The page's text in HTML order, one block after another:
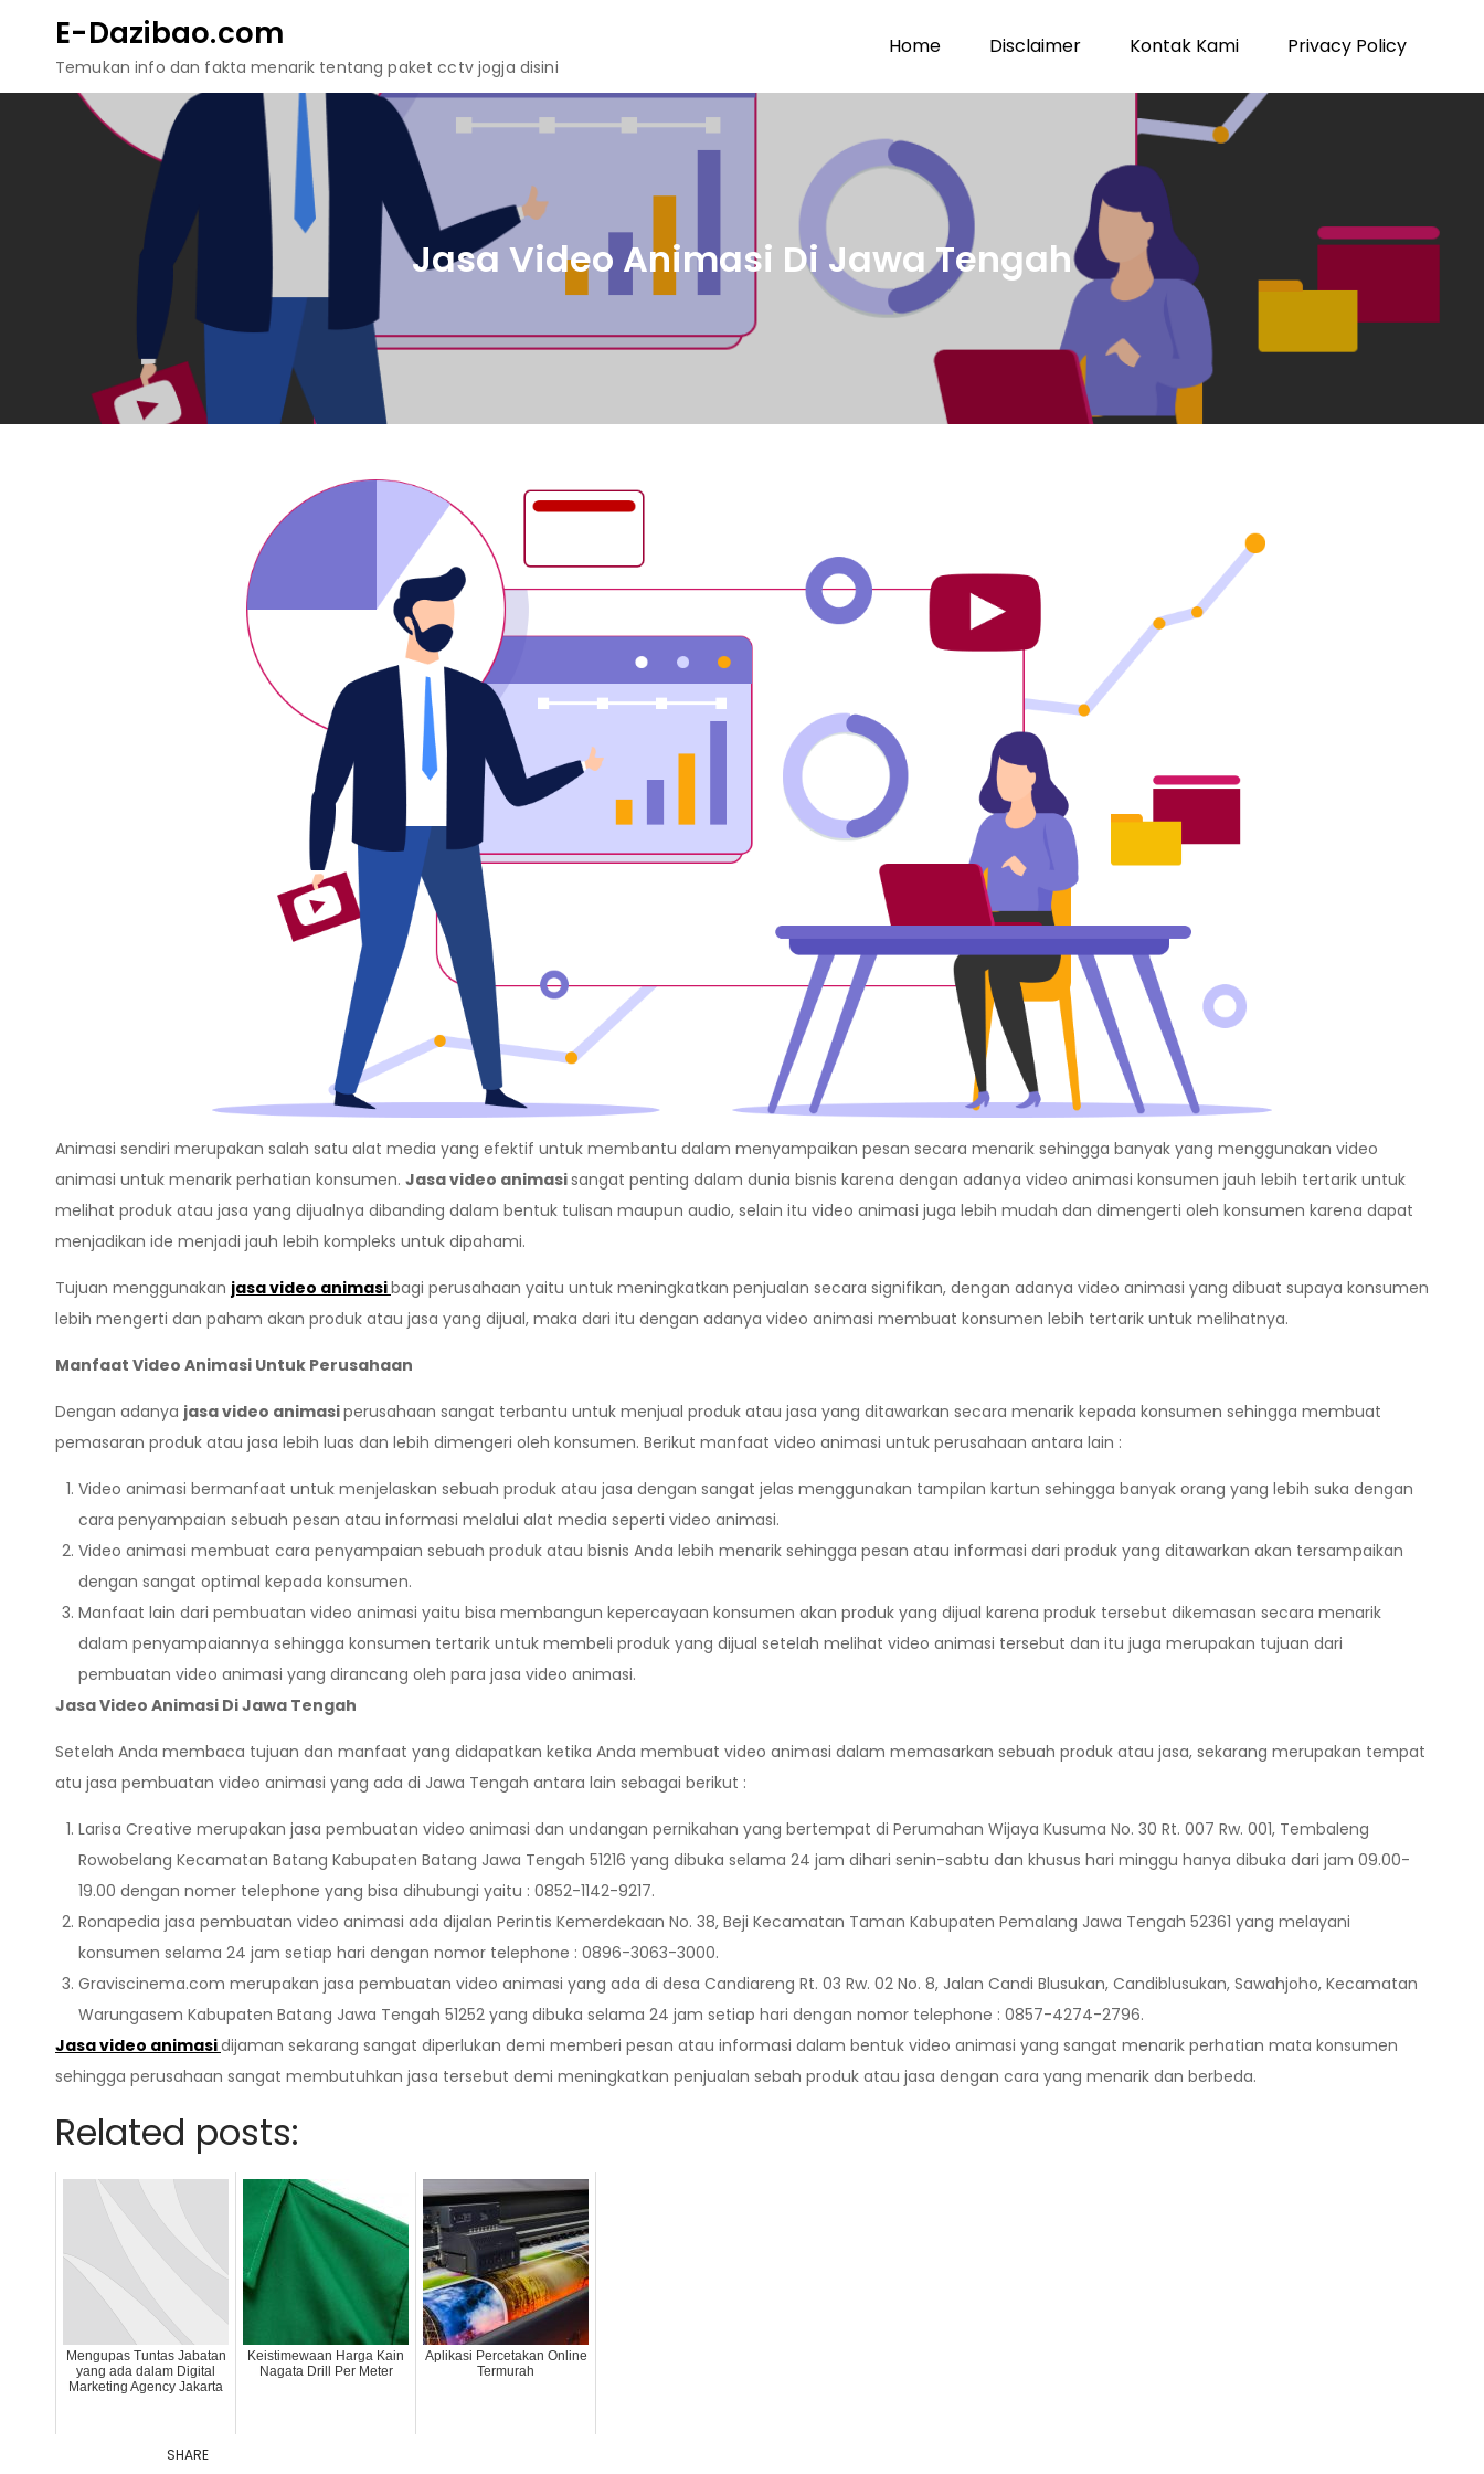
content
E-Dazibao.com
Temukan info dan fakta menarik tentang paket cctv jogja disini
Home Disclaimer Kontak Kami Privacy Policy
Jasa Video Animasi Di Jawa Tengah
Animasi sendiri merupakan salah satu alat media yang efektif untuk membantu dalam menyampaikan pesan secara menarik sehingga banyak yang menggunakan video
animasi untuk menarik perhatian konsumen. Jasa video animasisangat penting dalam dunia bisnis karena dengan adanya video animasi konsumen jauh lebih tertarik untuk
melihat produk atau jasa yang dijualnya dibanding dalam bentuk tulisan maupun audio, selain itu video animasi juga lebih mudah dan dimengerti oleh konsumen karena dapat
menjadikan ide menjadi jauh lebih kompleks untuk dipahami.
Tujuan menggunakan jasa video animasibagi perusahaan yaitu untuk meningkatkan penjualan secara signifikan, dengan adanya video animasi yang dibuat supaya konsumen
lebih mengerti dan paham akan produk atau jasa yang dijual, maka dari itu dengan adanya video animasi membuat konsumen lebih tertarik untuk melihatnya.
Manfaat Video Animasi Untuk Perusahaan
Dengan adanya jasa video animasiperusahaan sangat terbantu untuk menjual produk atau jasa yang ditawarkan secara menarik kepada konsumen sehingga membuat
pemasaran produk atau jasa lebih luas dan lebih dimengeri oleh konsumen. Berikut manfaat video animasi untuk perusahaan antara lain :
Video animasi bermanfaat untuk menjelaskan sebuah produk atau jasa dengan sangat jelas menggunakan tampilan kartun sehingga banyak orang yang lebih suka dengan
cara penyampaian sebuah pesan atau informasi melalui alat media seperti video animasi.
Video animasi membuat cara penyampaian sebuah produk atau bisnis Anda lebih menarik sehingga pesan atau informasi dari produk yang ditawarkan akan tersampaikan
dengan sangat optimal kepada konsumen.
Manfaat lain dari pembuatan video animasi yaitu bisa membangun kepercayaan konsumen akan produk yang dijual karena produk tersebut dikemasan secara menarik
dalam penyampaiannya sehingga konsumen tertarik untuk membeli produk yang dijual setelah melihat video animasi tersebut dan itu juga merupakan tujuan dari
pembuatan video animasi yang dirancang oleh para jasa video animasi.
Jasa Video Animasi Di Jawa Tengah
Setelah Anda membaca tujuan dan manfaat yang didapatkan ketika Anda membuat video animasi dalam memasarkan sebuah produk atau jasa, sekarang merupakan tempat
atu jasa pembuatan video animasi yang ada di Jawa Tengah antara lain sebagai berikut :
Larisa Creative merupakan jasa pembuatan video animasi dan undangan pernikahan yang bertempat di Perumahan Wijaya Kusuma No. 30 Rt. 007 Rw. 001, Tembaleng
Rowobelang Kecamatan Batang Kabupaten Batang Jawa Tengah 51216 yang dibuka selama 24 jam dihari senin-sabtu dan khusus hari minggu hanya dibuka dari jam 09.00-
19.00 dengan nomer telephone yang bisa dihubungi yaitu : 0852-1142-9217.
Ronapedia jasa pembuatan video animasi ada dijalan Perintis Kemerdekaan No. 38, Beji Kecamatan Taman Kabupaten Pemalang Jawa Tengah 52361 yang melayani
konsumen selama 24 jam setiap hari dengan nomor telephone : 0896-3063-3000.
Graviscinema.com merupakan jasa pembuatan video animasi yang ada di desa Candiareng Rt. 03 Rw. 02 No. 8, Jalan Candi Blusukan, Candiblusukan, Sawahjoho, Kecamatan
Warungasem Kabupaten Batang Jawa Tengah 51252 yang dibuka selama 24 jam setiap hari dengan nomor telephone : 0857-4274-2796.
Jasa video animasidijaman sekarang sangat diperlukan demi memberi pesan atau informasi dalam bentuk video animasi yang sangat menarik perhatian mata konsumen
sehingga perusahaan sangat membutuhkan jasa tersebut demi meningkatkan penjualan sebah produk atau jasa dengan cara yang menarik dan berbeda.
Related posts:
Mengupas Tuntas Jabatan
yang ada dalam Digital
Marketing Agency Jakarta
Keistimewaan Harga Kain
Nagata Drill Per Meter
Aplikasi Percetakan Online
Termurah
SHARE